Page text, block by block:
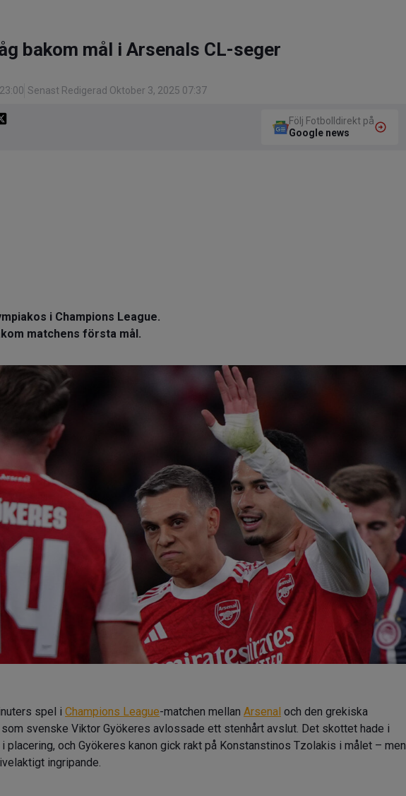
bakom mål i Arsenals CL-seger
Senast Redigerad Oktober 3, 2025 07:37
Följ Fotbolldirekt på
Google news
i Champions League.
matchens första mål.
spel i Champions League-matchen mellan Arsenal och den grekiska
svenske Viktor Gyökeres avlossade ett stenhårt avslut. Det skottet hade i
placering, och Gyökeres kanon gick rakt på Konstanstinos Tzolakis i målet – men
ingripande.